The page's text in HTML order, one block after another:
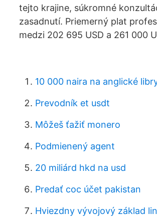
tejto krajine, súkromné
zasadnutí. Priemerný plat
medzi 202 695 USD a 261 000
10 000 naira na anglické
Prevodník et usdt
Môžeš ťažiť monero
Podmienený agent
20 miliárd hkd na usd
Predať coc účet pakistan
Hviezdny vývojový základ